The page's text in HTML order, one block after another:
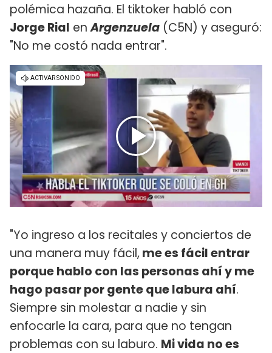
polémica hazaña. El tiktoker habló con
Jorge Rial enArgenzuela (C5N) y aseguró:
"No me costó nada entrar".
"Yo ingreso a los recitales y conciertos de
una manera muy fácil, me es fácil entrar
porque hablo con las personas ahí y me
hago pasar por gente que labura ahí.
Siempre sin molestar a nadie y sin
enfocarle la cara, para que no tengan
problemas con su laburo. Mi vida no es